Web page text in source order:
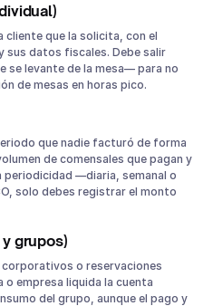
cliente que la solicita, con el
sus datos fiscales. Debe salir
se levante de la mesa— para no
de mesas en horas pico.
que nadie facturó de forma
de comensales que pagan y
periodicidad —diaria, semanal o
solo debes registrar el monto
grupos)
o reservaciones
o empresa liquida la cuenta
del grupo, aunque el pago y